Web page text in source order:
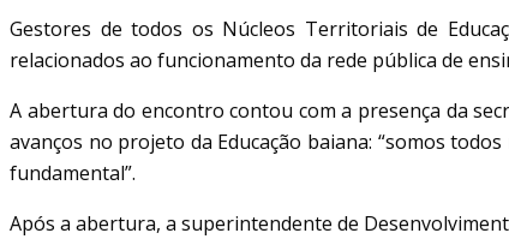
Gestores de todos os Núcleos Territoriais de
relacionados ao funcionamento da rede pública de
A abertura do encontro contou com a presença da
avanços no projeto da Educação baiana: “somos
fundamental”.
Após a abertura, a superintendente de